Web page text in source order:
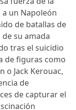
un Napoleón
de batallas de
su amada
tras el suicidio
de figuras como
o Jack Kerouac,
de
de capturar el